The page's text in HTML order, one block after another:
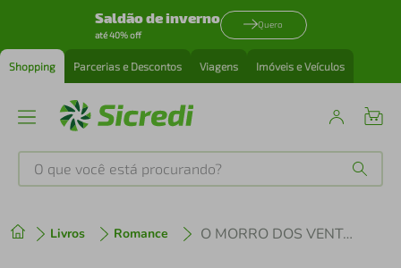
Saldão de inverno
até 40% off
Quero
Shopping Parcerias e Descontos Viagens Imóveis e Veículos
O que você está procurando?
Livros Romance O MORRO DOS VENTOS UIVANTES - 958 - POCKET